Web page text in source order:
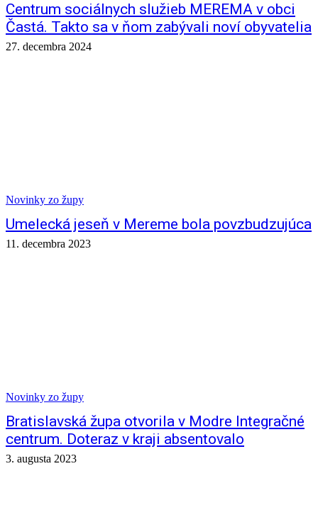
Centrum sociálnych služieb MEREMA v obci
Častá. Takto sa v ňom zabývali noví obyvatelia
27. decembra 2024
Novinky zo župy
Umelecká jeseň v Mereme bola povzbudzujúca
11. decembra 2023
Novinky zo župy
Bratislavská župa otvorila v Modre Integračné
centrum. Doteraz v kraji absentovalo
3. augusta 2023